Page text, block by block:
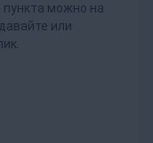
можно на
или